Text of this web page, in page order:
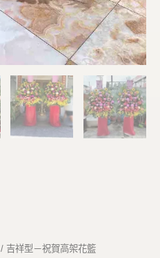
/ 吉祥型－祝賀高架花籃